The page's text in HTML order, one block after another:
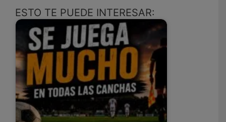
ESTO TE PUEDE INTERESAR: